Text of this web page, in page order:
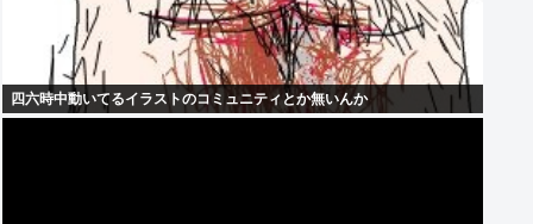
四六時中動いてるイラストのコミュニティとか無いんか